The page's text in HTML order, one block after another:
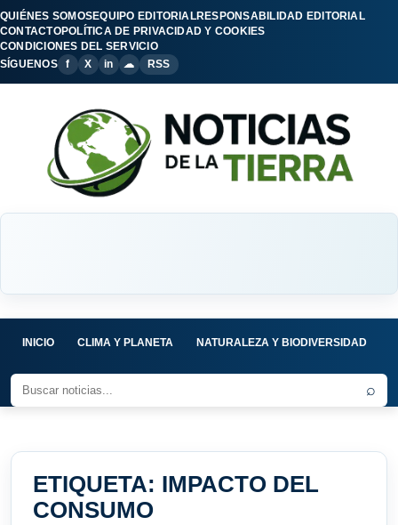
QUIÉNES SOMOSEQUIPO EDITORIALRESPONSABILIDAD EDITORIAL
CONTACTOPOLÍTICA DE PRIVACIDAD Y COOKIES
CONDICIONES DEL SERVICIO
SÍGUENOS
f X in ☁ RSS
INICIO CLIMA Y PLANETA NATURALEZA Y BIODIVERSIDAD
⌕
ETIQUETA: IMPACTO DEL
CONSUMO